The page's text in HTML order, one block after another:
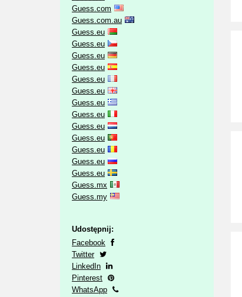
Guess.com
Guess.com.au
Guess.eu
Guess.eu
Guess.eu
Guess.eu
Guess.eu
Guess.eu
Guess.eu
Guess.eu
Guess.eu
Guess.eu
Guess.eu
Guess.eu
Guess.eu
Guess.mx
Guess.my
Udostępnij:
Facebook
Twitter
LinkedIn
Pinterest
WhatsApp